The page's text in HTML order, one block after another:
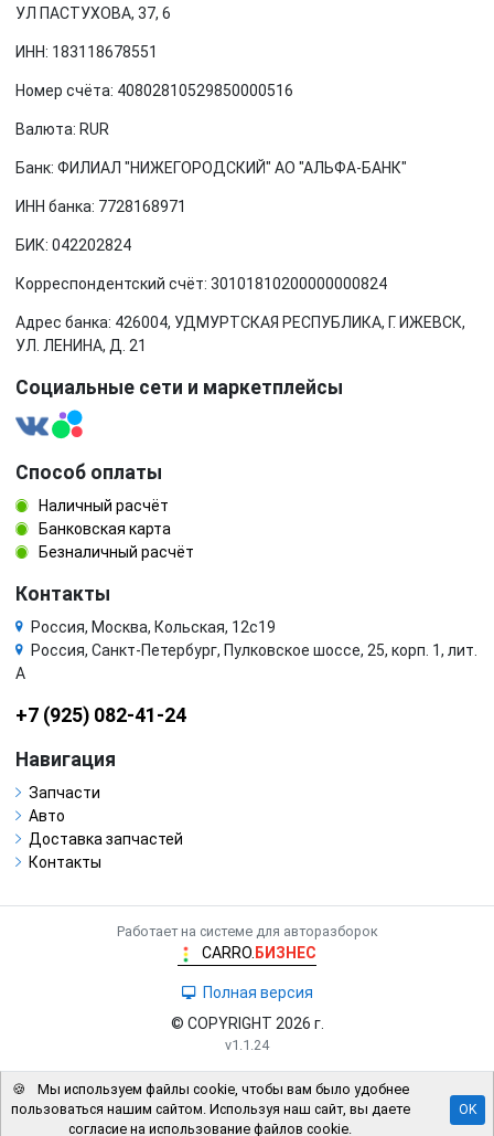
УЛ ПАСТУХОВА, 37, 6
ИНН: 183118678551
Номер счёта: 40802810529850000516
Валюта: RUR
Банк: ФИЛИАЛ "НИЖЕГОРОДСКИЙ" АО "АЛЬФА-БАНК"
ИНН банка: 7728168971
БИК: 042202824
Корреспондентский счёт: 30101810200000000824
Адрес банка: 426004, УДМУРТСКАЯ РЕСПУБЛИКА, Г. ИЖЕВСК,
УЛ. ЛЕНИНА, Д. 21
Социальные сети и маркетплейсы
Способ оплаты
Наличный расчёт
Банковская карта
Безналичный расчёт
Контакты
Россия, Москва, Кольская, 12с19
Россия, Санкт-Петербург, Пулковское шоссе, 25, корп. 1, лит.
А
+7 (925) 082-41-24
Навигация
Запчасти
Авто
Доставка запчастей
Контакты
Работает на системе для авторазборок
CARRO. БИЗНЕС
Полная версия
© COPYRIGHT 2026 г.
v1.1.24
🍪
Мы используем файлы cookie, чтобы вам было удобнее
пользоваться нашим сайтом. Используя наш сайт, вы даете
согласие на использование файлов cookie.
OK